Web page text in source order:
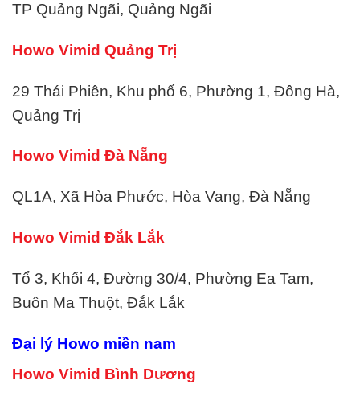
TP Quảng Ngãi, Quảng Ngãi
Howo Vimid Quảng Trị
29 Thái Phiên, Khu phố 6, Phường 1, Đông Hà,
Quảng Trị
Howo Vimid Đà Nẵng
QL1A, Xã Hòa Phước, Hòa Vang, Đà Nẵng
Howo Vimid Đắk Lắk
Tổ 3, Khối 4, Đường 30/4, Phường Ea Tam,
Buôn Ma Thuột, Đắk Lắk
Đại lý Howo miền nam
Howo Vimid Bình Dương